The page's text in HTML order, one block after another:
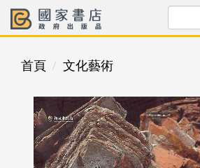
首頁 文化藝術